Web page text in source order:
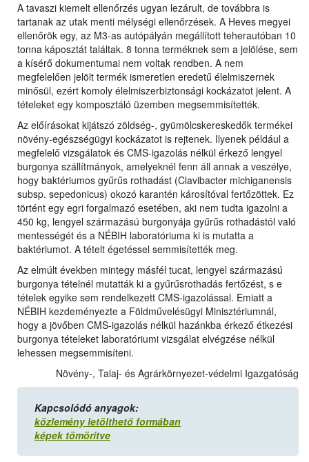
A tavaszi kiemelt ellenőrzés ugyan lezárult, de továbbra is
tartanak az utak menti mélységi ellenőrzések. A Heves megyei
ellenőrök egy, az M3-as autópályán megállított teherautóban 10
tonna káposztát találtak. 8 tonna terméknek sem a jelölése, sem
a kísérő dokumentumai nem voltak rendben. A nem
megfelelően jelölt termék ismeretlen eredetű élelmiszernek
minősül, ezért komoly élelmiszerbiztonsági kockázatot jelent. A
tételeket egy komposztáló üzemben megsemmisítették.
Az előírásokat kijátszó zöldség-, gyümölcskereskedők termékei
növény-egészségügyi kockázatot is rejtenek. Ilyenek például a
megfelelő vizsgálatok és CMS-igazolás nélkül érkező lengyel
burgonya szállítmányok, amelyeknél fenn áll annak a veszélye,
hogy baktériumos gyűrűs rothadást (Clavibacter michiganensis
subsp. sepedonicus) okozó karantén károsítóval fertőzöttek. Ez
történt egy egri forgalmazó esetében, aki nem tudta igazolni a
450 kg, lengyel származású burgonyája gyűrűs rothadástól való
mentességét és a NÉBIH laboratóriuma ki is mutatta a
baktériumot. A tételt égetéssel semmisítették meg.
Az elmúlt években mintegy másfél tucat, lengyel származású
burgonya tételnél mutatták ki a gyűrűsrothadás fertőzést, s e
tételek egyike sem rendelkezett CMS-igazolással. Emiatt a
NÉBIH kezdeményezte a Földművelésügyi Minisztériumnál,
hogy a jövőben CMS-igazolás nélkül hazánkba érkező étkezési
burgonya tételeket laboratóriumi vizsgálat elvégzése nélkül
lehessen megsemmisíteni.
Növény-, Talaj- és Agrárkörnyezet-védelmi Igazgatóság
Kapcsolódó anyagok:
közlemény letölthető formában
képek tömörítve